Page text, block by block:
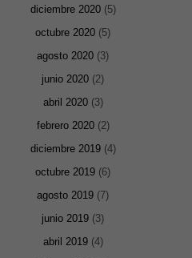
diciembre 2020(5)
octubre 2020 (5)
agosto 2020 (3)
junio 2020 (2)
abril 2020(3)
febrero 2020(2)
diciembre 2019(4)
octubre 2019 (6)
agosto 2019 (7)
junio 2019 (3)
abril 2019(4)